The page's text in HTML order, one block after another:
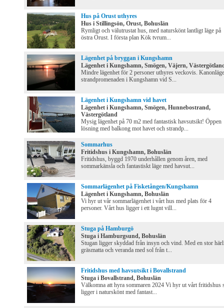
Hus på Orust uthyres
Hus i Stillingsön, Orust, Bohuslän
Rymligt och välutrustat hus, med naturskönt lantligt läge på
östra Orust. I första plan Kök tvrum...
Lägenhet på bryggan i Kungshamn
Lägenhet i Kungshamn, Smögen, Väjern,
Mindre lägenhet för 2 personer uthyres veckovis.
strandpromenaden i Kungshamn vid S...
Lägenhet i Kungshamn vid havet
Lägenhet i Kungshamn, Smögen, Hunnebostrand,
Västergötland
Mysig lägenhet på 70 m2 med fantastisk havsutsikt! Öppen
lösning med balkong mot havet och strandp...
Sommarhus
Fritidshus i Kungshamn, Bohuslän
Fritidshus, byggd 1970 underhållen genom åren, med
sommarkänsla och fantastiskt läge med havsut...
Sommarlägenhet på Fisketången/Kungshamn
Lägenhet i Kungshamn, Bohuslän
Vi hyr ut vår sommarlägenhet i vårt hus med plats för 4
personer. Vårt hus ligger i ett lugnt vill...
Stuga på Hamburgö
Stuga i Hamburgsund, Bohuslän
Stugan ligger skyddad från insyn och vind. Med en stor
gräsmatta och veranda med sol från t...
Fritidshus med havsutsikt i Bovallstrand
Stuga i Bovallstrand, Bohuslän
Välkomna att hyra sommaren 2024 Vi hyr ut vårt fritidshus
ligger i naturskönt med fantast...